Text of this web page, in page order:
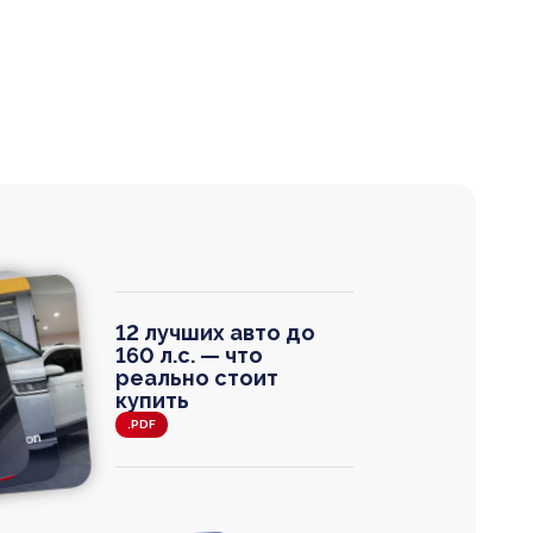
000
12 лучших авто до
160 л.с. — что
реально стоит
купить
.PDF